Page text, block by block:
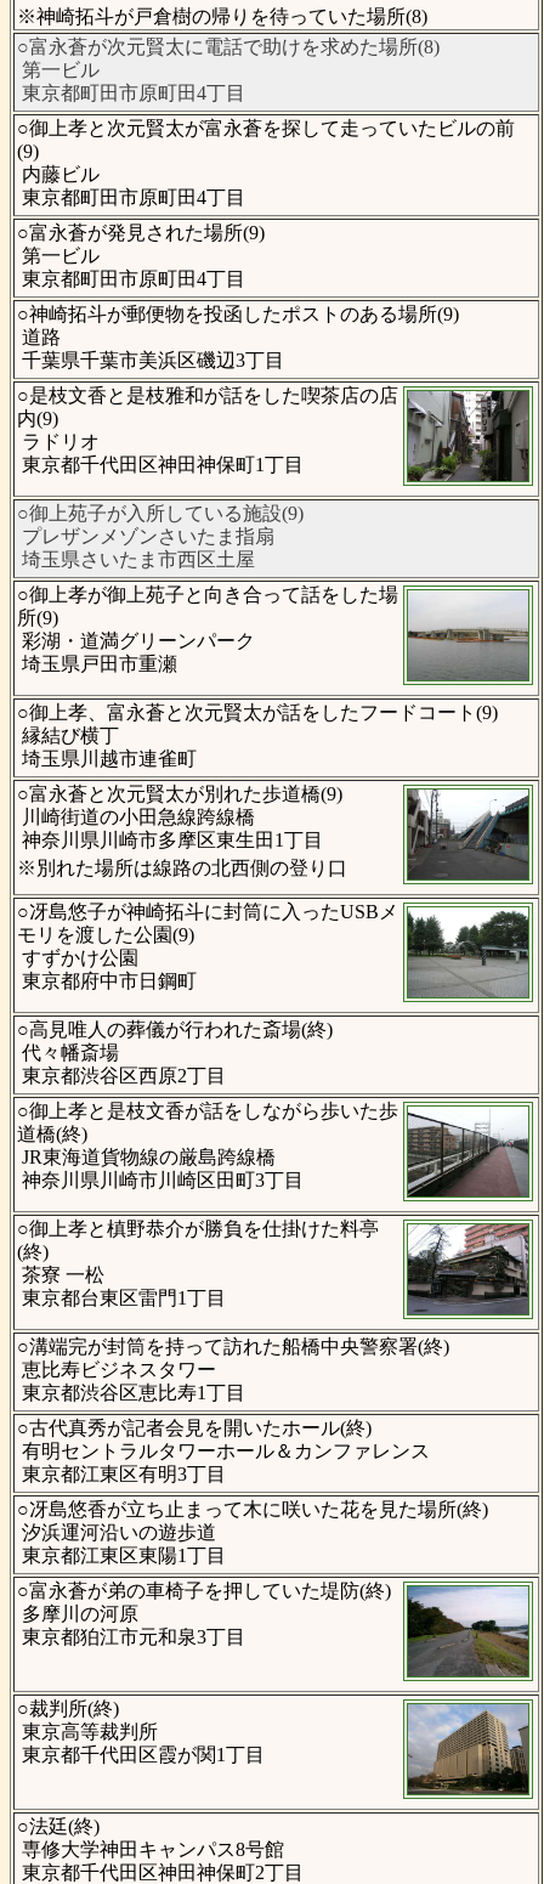
※神崎拓斗が戸倉樹の帰りを待っていた場所(8)
○富永蒼が次元賢太に電話で助けを求めた場所(8)
第一ビル
東京都町田市原町田4丁目
○御上孝と次元賢太が富永蒼を探して走っていたビルの前
(9)
内藤ビル
東京都町田市原町田4丁目
○富永蒼が発見された場所(9)
第一ビル
東京都町田市原町田4丁目
○神崎拓斗が郵便物を投函したポストのある場所(9)
道路
千葉県千葉市美浜区磯辺3丁目
○是枝文香と是枝雅和が話をした喫茶店の店
内(9)
ラドリオ
東京都千代田区神田神保町1丁目
○御上苑子が入所している施設(9)
プレザンメゾンさいたま指扇
埼玉県さいたま市西区土屋
○御上孝が御上苑子と向き合って話をした場
所(9)
彩湖・道満グリーンパーク
埼玉県戸田市重瀬
○御上孝、富永蒼と次元賢太が話をしたフードコート(9)
縁結び横丁
埼玉県川越市連雀町
○富永蒼と次元賢太が別れた歩道橋(9)
川崎街道の小田急線跨線橋
神奈川県川崎市多摩区東生田1丁目
※別れた場所は線路の北西側の登り口
○冴島悠子が神崎拓斗に封筒に入ったUSBメ
モリを渡した公園(9)
すずかけ公園
東京都府中市日鋼町
○高見唯人の葬儀が行われた斎場(終)
代々幡斎場
東京都渋谷区西原2丁目
○御上孝と是枝文香が話をしながら歩いた歩
道橋(終)
JR東海道貨物線の厳島跨線橋
神奈川県川崎市川崎区田町3丁目
○御上孝と槙野恭介が勝負を仕掛けた料亭
(終)
茶寮 一松
東京都台東区雷門1丁目
○溝端完が封筒を持って訪れた船橋中央警察署(終)
恵比寿ビジネスタワー
東京都渋谷区恵比寿1丁目
○古代真秀が記者会見を開いたホール(終)
有明セントラルタワーホール＆カンファレンス
東京都江東区有明3丁目
○冴島悠香が立ち止まって木に咲いた花を見た場所(終)
汐浜運河沿いの遊歩道
東京都江東区東陽1丁目
○富永蒼が弟の車椅子を押していた堤防(終)
多摩川の河原
東京都狛江市元和泉3丁目
○裁判所(終)
東京高等裁判所
東京都千代田区霞が関1丁目
○法廷(終)
専修大学神田キャンパス8号館
東京都千代田区神田神保町2丁目